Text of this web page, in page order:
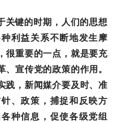
关键的时期，人们的思想
利益关系不断地发生摩
很重要的一点，就是要充
宣传党的政策的作用。
践，新闻媒介要及时、准
、政策，捕捉和反映方
种信息，促使各级党组